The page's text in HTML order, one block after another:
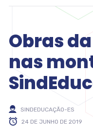
Obras
nas
SINDEDUCAÇÃO-ES
24 DE JUNHO DE 2019